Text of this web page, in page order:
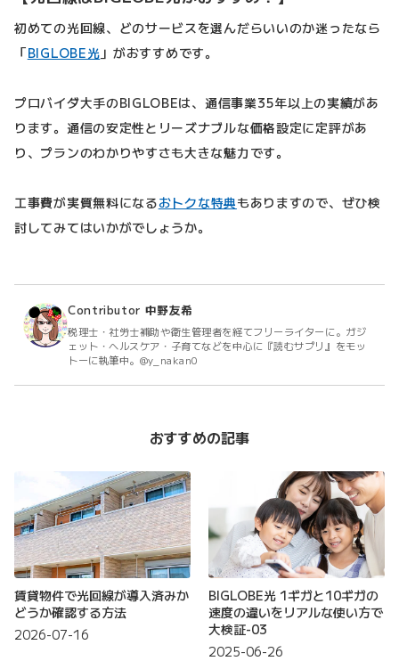
初めての光回線、どのサービスを選んだらいいのか迷ったなら
「BIGLOBE光 」がおすすめです。
プロバイダ大手のBIGLOBEは、通信事業35年以上の実績があ
ります。通信の安定性とリーズナブルな価格設定に定評があ
り、プランのわかりやすさも大きな魅力です。
工事費が実質無料になるおトクな特典もありますので、ぜひ検
討してみてはいかがでしょうか。
Contributor 中野友希
税理士・社労士補助や衛生管理者を経てフリーライターに。ガジ
ェット・ヘルスケア・子育てなどを中心に『読むサプリ』をモッ
トーに執筆中。@y_nakan0
おすすめの記事
賃貸物件で光回線が導入済みか
どうか確認する方法
2026-07-16
BIGLOBE光 1ギガと10ギガの
速度の違いをリアルな使い方で
大検証-03
2025-06-26